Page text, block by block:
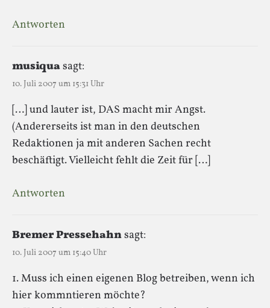
Antworten
musiquasagt:
10. Juli 2007 um 15:31 Uhr
[…] und lauter ist, DAS macht mir Angst.
(Andererseits ist man in den deutschen
Redaktionen ja mit anderen Sachen recht
beschäftigt. Vielleicht fehlt die Zeit für […]
Antworten
Bremer Pressehahnsagt:
10. Juli 2007 um 15:40 Uhr
1. Muss ich einen eigenen Blog betreiben, wenn ich
hier kommntieren möchte?